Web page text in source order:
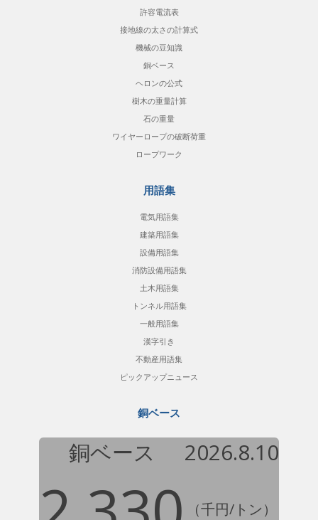
許容電流表
接地線の太さの計算式
機械の豆知識
銅ベース
ヘロンの公式
樹木の重量計算
石の重量
ワイヤーロープの破断荷重
ロープワーク
用語集
電気用語集
建築用語集
設備用語集
消防設備用語集
土木用語集
トンネル用語集
一般用語集
漢字引き
不動産用語集
ピックアップニュース
銅ベース
銅ベース 2026.8.10
（千円/トン）